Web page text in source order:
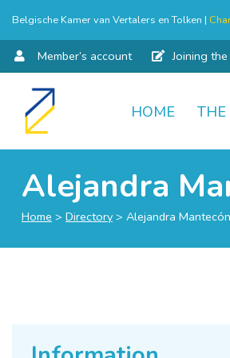
Belgische Kamer van Vertalers en Tolken |
Member’s account Joining
Skip
HOME THE
Alejandra
Home > Directory > Alejandra